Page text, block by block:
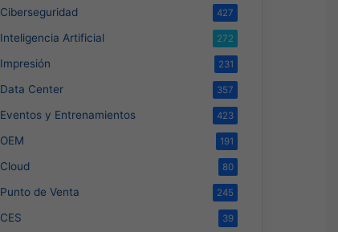
Ciberseguridad 427
Inteligencia Artificial 272
Impresión 231
Data Center 357
Eventos y Entrenamientos 423
OEM 191
Cloud 80
Punto de Venta 245
CES 39